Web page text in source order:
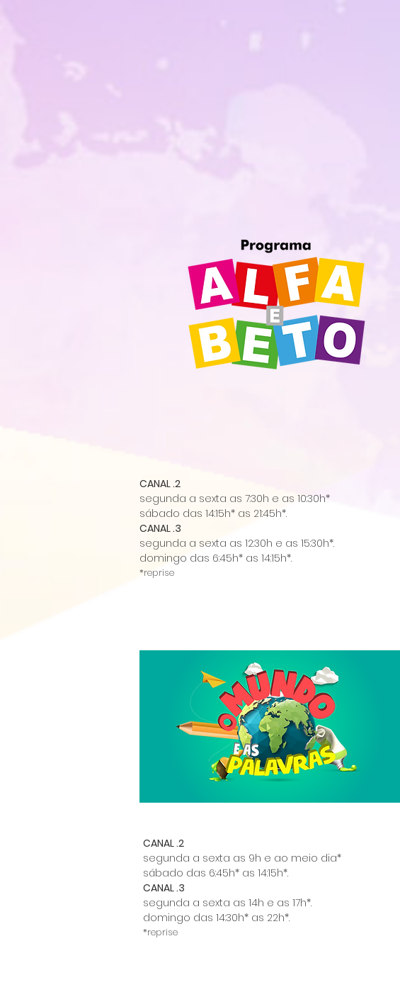
CANAL .2
segunda a sexta as 9h e ao meio dia*
sábado das 6:45h* as 14:15h*.
CANAL .3
segunda a sexta as 14h e as 17h*.
domingo das 14:30h* as 22h*.
*reprise
CANAL .2
segunda a sexta as 7:30h e as 10:30h*
sábado das 14:15h* as 21:45h*.
CANAL .3
segunda a sexta as 12:30h e as 15:30h*.
domingo das 6:45h* as 14:15h*.
*reprise